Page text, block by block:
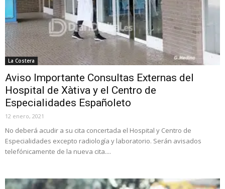
La Costera
Aviso Importante Consultas Externas del
Hospital de Xàtiva y el Centro de
Especialidades Españoleto
12 enero, 2021
No deberá acudir a su cita concertada el Hospital y Centro de
Especialidades excepto radiología y laboratorio. Serán avisados
telefónicamente de la nueva cita....